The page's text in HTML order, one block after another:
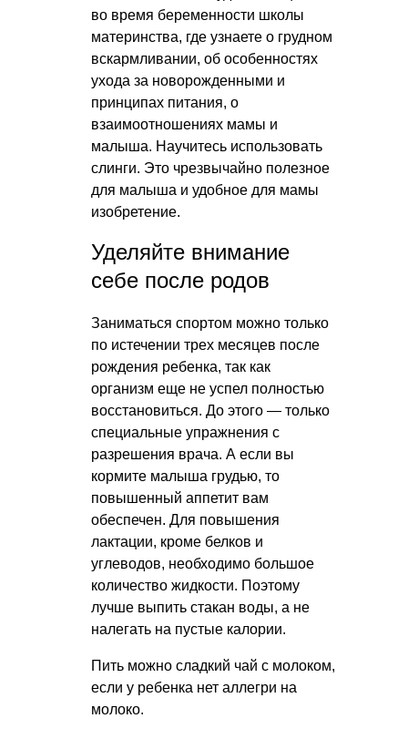
во время беременности школы
материнства, где узнаете о грудном
вскармливании, об особенностях
ухода за новорожденными и
принципах питания, о
взаимоотношениях мамы и
малыша. Научитесь использовать
слинги. Это чрезвычайно полезное
для малыша и удобное для мамы
изобретение.
Уделяйте внимание
себе после родов
Заниматься спортом можно только
по истечении трех месяцев после
рождения ребенка, так как
организм еще не успел полностью
восстановиться. До этого — только
специальные упражнения с
разрешения врача. А если вы
кормите малыша грудью, то
повышенный аппетит вам
обеспечен. Для повышения
лактации, кроме белков и
углеводов, необходимо большое
количество жидкости. Поэтому
лучше выпить стакан воды, а не
налегать на пустые калории.
Пить можно сладкий чай с молоком,
если у ребенка нет аллегри на
молоко.